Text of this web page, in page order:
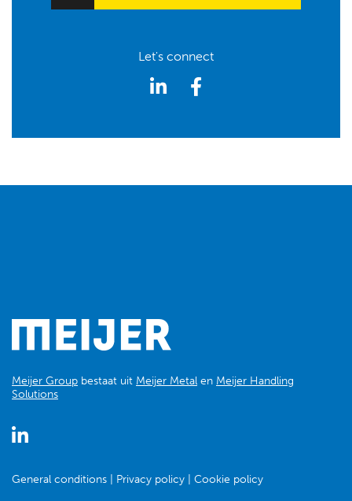
Let's connect
Meijer Group bestaat uit Meijer Metal en Meijer Handling
Solutions
General conditions Privacy policy Cookie policy